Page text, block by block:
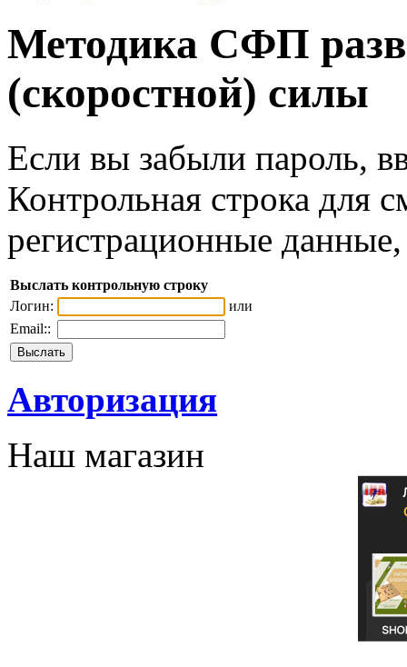
Методика СФП
(скоростной) силы
Если вы забыли пароль,
Контрольная строка для
регистрационные
Выслать контрольную строку
Логин:
или
Email::
Авторизация
Наш магазин